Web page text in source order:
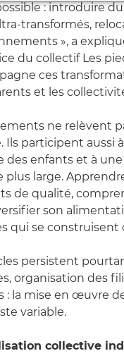
: introduire
transformés,
», a
du collectif Les
ces
et les
ne relèvent
Ils participent aussi
des enfants et à
plus large.
de qualité,
son
qui se construisent
persistent
organisation des
: la mise en œuvre
variable.
collective